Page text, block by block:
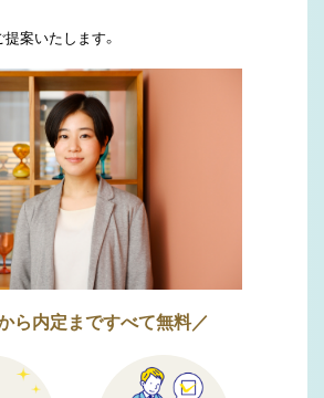
案いたします。
ら内定まですべて無料／